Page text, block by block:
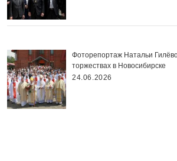
Фоторепортаж Натальи
торжествах в Новосибирске
24.06.2026